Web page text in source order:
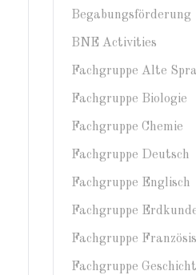
Begabungsförderung
BNE Activities
Fachgruppe Alte
Fachgruppe Biologie
Fachgruppe Chemie
Fachgruppe Deutsch
Fachgruppe Englisch
Fachgruppe
Fachgruppe
Fachgruppe